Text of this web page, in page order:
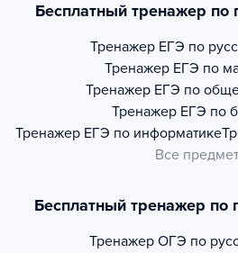
Бесплатный тренажер по
Тренажер ЕГЭ по
Тренажер ЕГЭ по
Тренажер ЕГЭ по
Тренажер ЕГЭ по
Тренажер ЕГЭ по информатике
Все
Бесплатный тренажер по
Тренажер ОГЭ по